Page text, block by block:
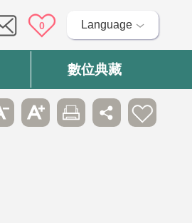
0 Language
數位典藏